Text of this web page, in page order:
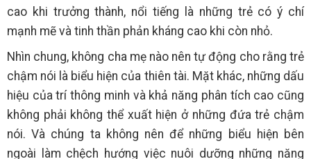
cao khi trưởng thành, nổi tiếng là những trẻ có ý chí
mạnh mẽ và tinh thần phản kháng cao khi còn nhỏ.
Nhìn chung, không cha mẹ nào nên tự động cho rằng trẻ
chậm nói là biểu hiện của thiên tài. Mặt khác, những dấu
hiệu của trí thông minh và khả năng phân tích cao cũng
không phải không thể xuất hiện ở những đứa trẻ chậm
nói. Và chúng ta không nên để những biểu hiện bên
ngoài làm chệch hướng việc nuôi dưỡng những năng